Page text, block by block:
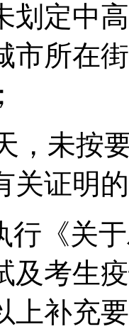
划定中
市所在
，未按
关证明
行《关
及考生
上补充